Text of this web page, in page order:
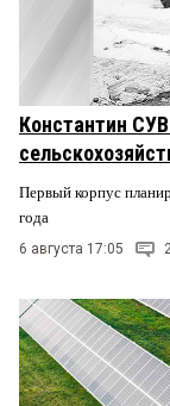
Константин
Первый корпус
года
6 августа 17:05 2